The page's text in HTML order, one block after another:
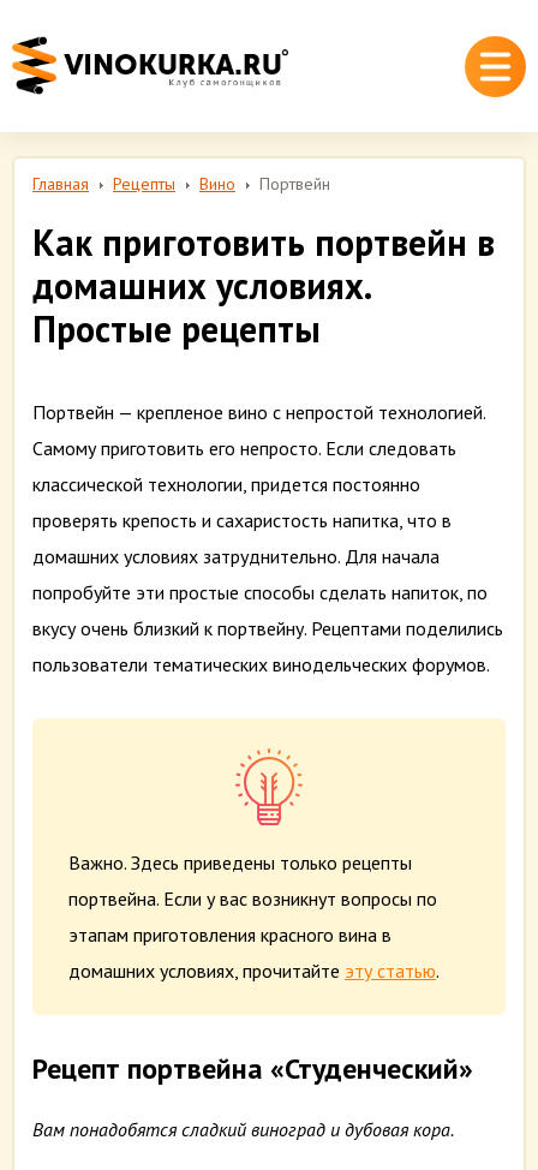
Главная Рецепты Вино Портвейн
Как приготовить портвейн в
домашних условиях.
Простые рецепты
Портвейн — крепленое вино с непростой технологией.
Самому приготовить его непросто. Если следовать
классической технологии, придется постоянно
проверять крепость и сахаристость напитка, что в
домашних условиях затруднительно. Для начала
попробуйте эти простые способы сделать напиток, по
вкусу очень близкий к портвейну. Рецептами поделились
пользователи тематических винодельческих форумов.
Важно. Здесь приведены только рецепты
портвейна. Если у вас возникнут вопросы по
этапам приготовления красного вина в
домашних условиях, прочитайте эту статью.
Рецепт портвейна «Студенческий»
Вам понадобятся сладкий виноград и дубовая кора.